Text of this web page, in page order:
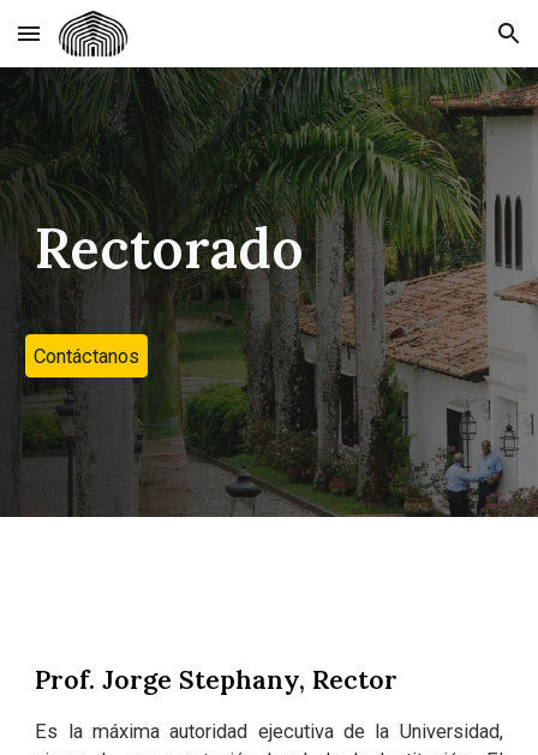
Skip to main content Skip to navigation
Rectorado
Contáctanos
Prof. Jorge Stephany, Rector
Es la máxima autoridad ejecutiva de la Universidad,